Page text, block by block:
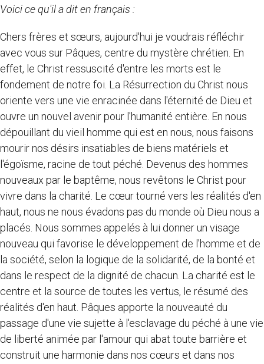
Voici ce qu'il a dit en français :
Chers frères et sœurs, aujourd'hui je voudrais réfléchir
avec vous sur Pâques, centre du mystère chrétien. En
effet, le Christ ressuscité d'entre les morts est le
fondement de notre foi. La Résurrection du Christ nous
oriente vers une vie enracinée dans l'éternité de Dieu et
ouvre un nouvel avenir pour l'humanité entière. En nous
dépouillant du vieil homme qui est en nous, nous faisons
mourir nos désirs insatiables de biens matériels et
l'égoïsme, racine de tout péché. Devenus des hommes
nouveaux par le baptême, nous revêtons le Christ pour
vivre dans la charité. Le cœur tourné vers les réalités d'en
haut, nous ne nous évadons pas du monde où Dieu nous a
placés. Nous sommes appelés à lui donner un visage
nouveau qui favorise le développement de l'homme et de
la société, selon la logique de la solidarité, de la bonté et
dans le respect de la dignité de chacun. La charité est le
centre et la source de toutes les vertus, le résumé des
réalités d'en haut. Pâques apporte la nouveauté du
passage d'une vie sujette à l'esclavage du péché à une vie
de liberté animée par l'amour qui abat toute barrière et
construit une harmonie dans nos cœurs et dans nos